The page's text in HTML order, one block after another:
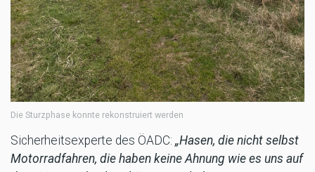
Die Sturzphase konnte rekonstruiert werden
Sicherheitsexperte des ÖADC: „Hasen, die nicht selbst
Motorradfahren, die haben keine Ahnung wie es uns auf